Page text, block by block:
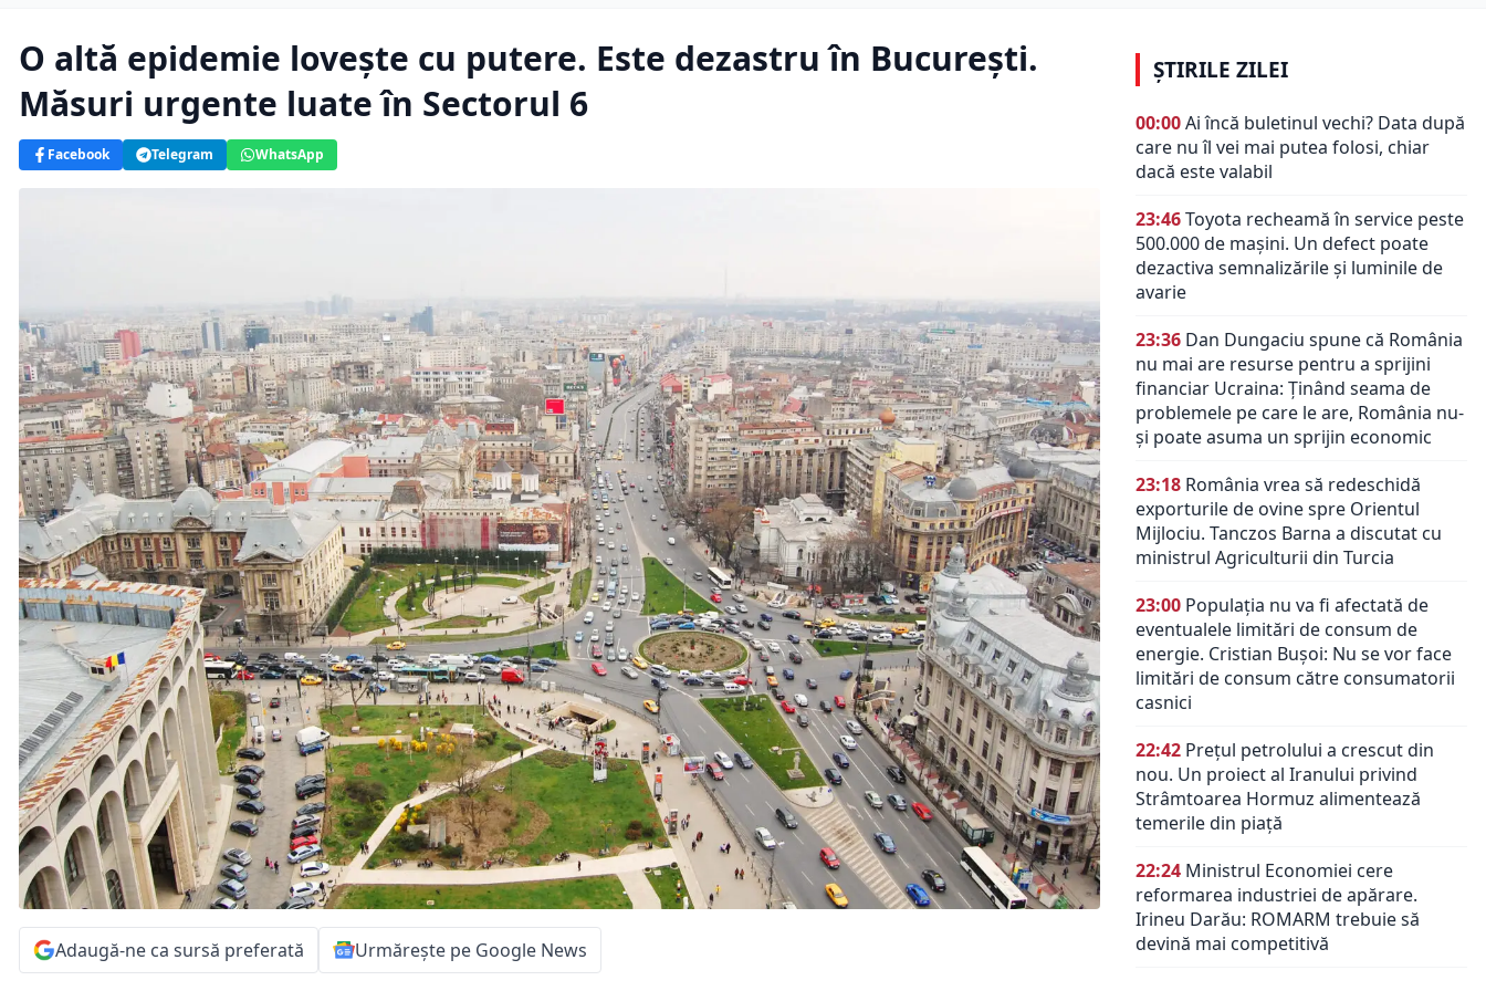
O altă epidemie lovește cu putere. Este dezastru în București.
Măsuri urgente luate în Sectorul 6
Facebook Telegram WhatsApp
Adaugă-ne ca sursă preferată Urmărește pe Google News
ȘTIRILE ZILEI
00:00Ai încă buletinul vechi? Data după
care nu îl vei mai putea folosi, chiar
dacă este valabil
23:46Toyota recheamă în service peste
500.000 de mașini. Un defect poate
dezactiva semnalizările și luminile de
avarie
23:36 Dan Dungaciu spune că România
nu mai are resurse pentru a sprijini
financiar Ucraina: Ținând seama de
problemele pe care le are, România nu-
și poate asuma un sprijin economic
23:18 România vrea să redeschidă
exporturile de ovine spre Orientul
Mijlociu. Tanczos Barna a discutat cu
ministrul Agriculturii din Turcia
23:00 Populația nu va fi afectată de
eventualele limitări de consum de
energie. Cristian Bușoi: Nu se vor face
limitări de consum către consumatorii
casnici
22:42 Prețul petrolului a crescut din
nou. Un proiect al Iranului privind
Strâmtoarea Hormuz alimentează
temerile din piață
22:24 Ministrul Economiei cere
reformarea industriei de apărare.
Irineu Darău: ROMARM trebuie să
devină mai competitivă